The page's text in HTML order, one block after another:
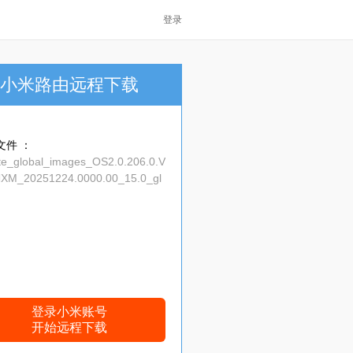
登录
小米路由远程下载
件 ：
登录小米账号
开始远程下载